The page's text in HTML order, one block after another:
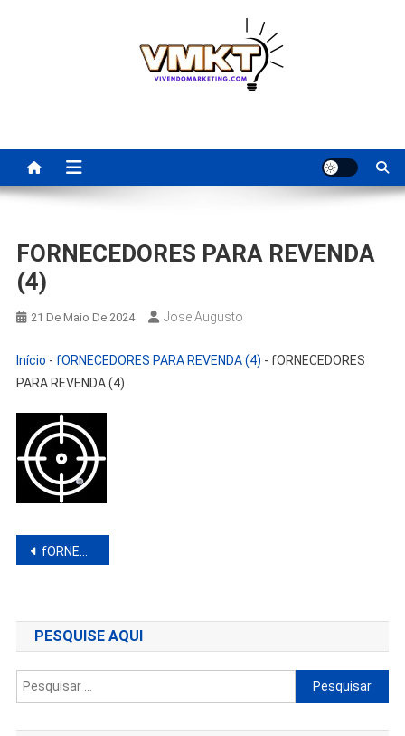
Para Revenda | Vivendo
Marketing
FORNECEDORES PARA REVENDA
(4)
21 De Maio De 2024 Jose Augusto
Início - fORNECEDORES PARA REVENDA (4) - fORNECEDORES
PARA REVENDA (4)
Navegação
Post
fORNECEDORES PARA REVENDA (4)
PESQUISE AQUI
Pesquisar
por: